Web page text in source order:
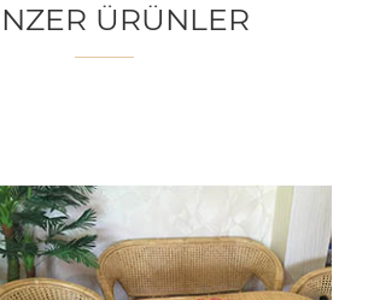
ÜRÜNLER